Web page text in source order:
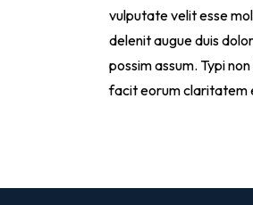
vulputate velit esse
delenit augue duis
possim assum. Typi
facit eorum claritatem